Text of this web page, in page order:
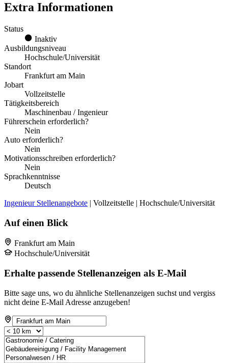
Extra Informationen
Status
Inaktiv
Ausbildungsniveau
Hochschule/Universität
Standort
Frankfurt am Main
Jobart
Vollzeitstelle
Tätigkeitsbereich
Maschinenbau / Ingenieur
Führerschein erforderlich?
Nein
Auto erforderlich?
Nein
Motivationsschreiben erforderlich?
Nein
Sprachkenntnisse
Deutsch
Ingenieur Stellenangebote | Vollzeitstelle | Hochschule/Universität
Auf einen Blick
Frankfurt am Main
Hochschule/Universität
Erhalte passende Stellenanzeigen als E-Mail
Bitte sage uns, wo du ähnliche Stellenanzeigen suchst und vergiss
nicht deine E-Mail Adresse anzugeben!